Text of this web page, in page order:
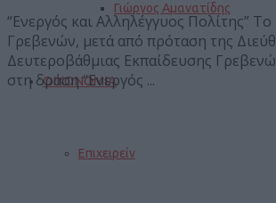
Γιώργος Αμανατίδης
ΟΙΚΟΝΟΜΙΑ
Επιχειρείν
“Ενεργός και Αλληλέγγυος Πολίτης”
Γρεβενών, μετά από πρόταση της
Δευτεροβάθμιας Εκπαίδευσης
στη δράση “Ενεργός ...